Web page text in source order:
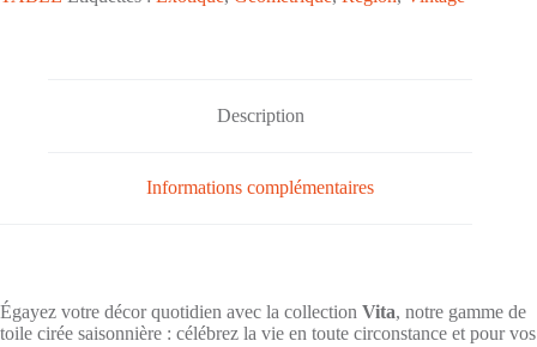
table
Description
Informations complémentaires
Égayez votre décor quotidien avec la collection Vita, notre gamme de
toile cirée saisonnière : célébrez la vie en toute circonstance et pour vos